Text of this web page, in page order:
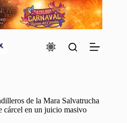
de la Mara Salvatrucha
cárcel en un juicio masivo